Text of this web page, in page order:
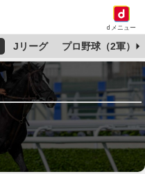
dメニュー
Jリーグ プロ野球（2軍）